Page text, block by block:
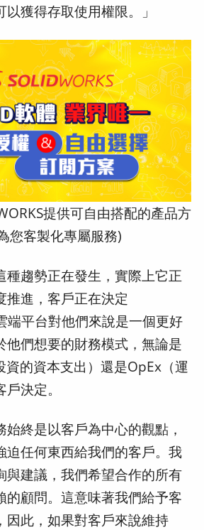
獲得存取使用權限。」
提供可自由搭配的產品方
您客製化專屬服務)
種趨勢正在發生，實際上它正
推進，客戶正在決定
端平台對他們來說是一個更好
他們想要的財務模式，無論是
資的資本支出）還是OpEx（運
決定。
始終是以客戶為中心的觀點，
迫任何東西給我們的客戶。我
與建議，我們希望合作的所有
的顧問。這意味著我們給予客
因此，如果對客戶來說維持